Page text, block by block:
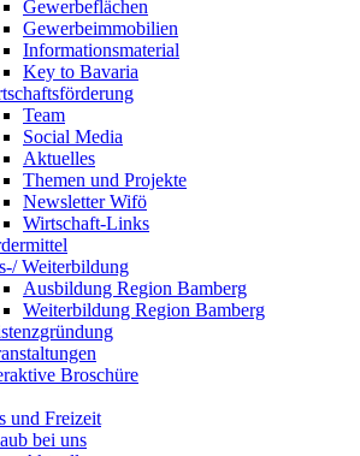
Gewerbeflächen
Gewerbeimmobilien
Informationsmaterial
Key to Bavaria
Team
Social Media
Aktuelles
Themen und Projekte
Newsletter Wifö
Wirtschaft-Links
Weiterbildung
Ausbildung Region Bamberg
Weiterbildung Region Bamberg
Broschüre
und Freizeit
bei uns